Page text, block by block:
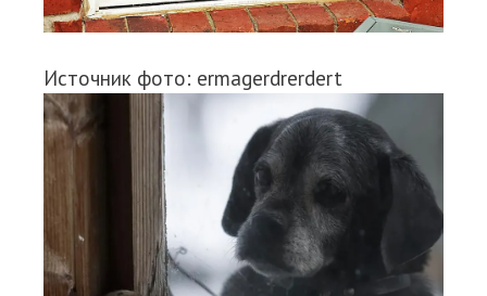
Источник фото: ermagerdrerdert